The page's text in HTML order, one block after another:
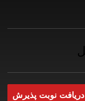
دریافت نوبت پذیرش